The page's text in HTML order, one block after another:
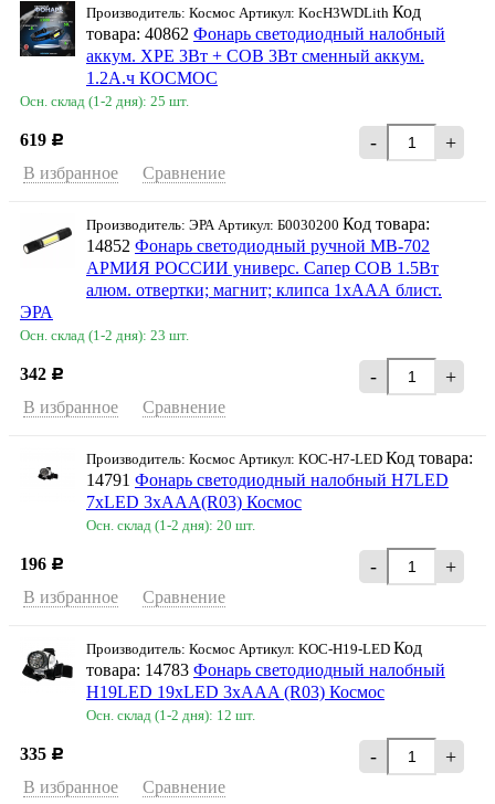
Производитель: Космос Артикул: KocH3WDLith Код
товара: 40862 Фонарь светодиодный налобный
аккум. XPE 3Вт + COB 3Вт сменный аккум.
1.2А.ч КОСМОС
Осн. склад (1-2 дня): 25 шт.
619 Р - +
В избранное Сравнение
Производитель: ЭРА Артикул: Б0030200 Код товара:
14852 Фонарь светодиодный ручной MB-702
АРМИЯ РОССИИ универс. Сапер COB 1.5Вт
алюм. отвертки; магнит; клипса 1хААА блист.
ЭРА
Осн. склад (1-2 дня): 23 шт.
342 Р - +
В избранное Сравнение
Производитель: Космос Артикул: KOC-H7-LED Код товара:
14791 Фонарь светодиодный налобный H7LED
7хLED 3хAAA(R03) Космос
Осн. склад (1-2 дня): 20 шт.
196 Р - +
В избранное Сравнение
Производитель: Космос Артикул: KOC-H19-LED Код
товара: 14783 Фонарь светодиодный налобный
H19LED 19хLED 3хAAA (R03) Космос
Осн. склад (1-2 дня): 12 шт.
335 Р - +
В избранное Сравнение